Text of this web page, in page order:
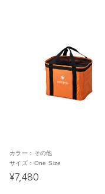
カラー： その他
サイズ： One Size
¥7,480